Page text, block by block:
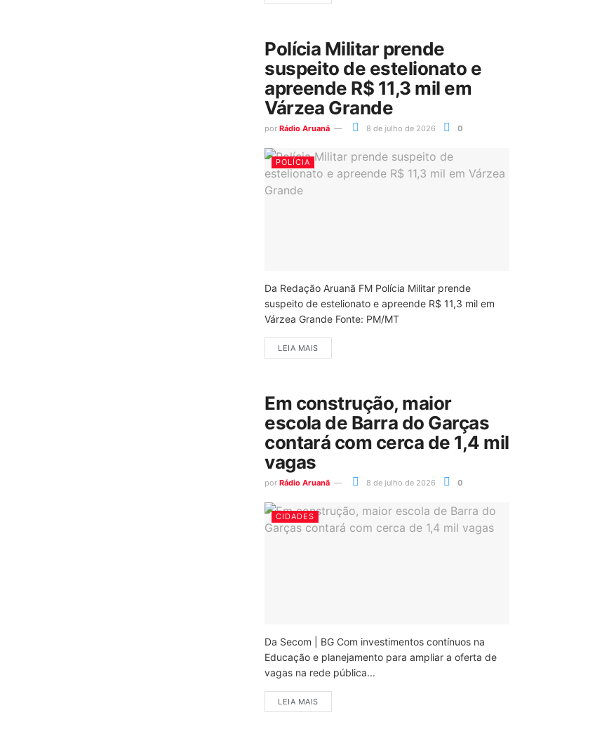
Polícia Militar prende
suspeito de estelionato e
apreende R$ 11,3 mil em
Várzea Grande
por Rádio Aruanã 8 de julho de 2026 0
POLÍCIA
Da Redação Aruanã FM Polícia Militar prende
suspeito de estelionato e apreende R$ 11,3 mil em
Várzea Grande Fonte: PM/MT
LEIA MAIS
Em construção, maior
escola de Barra do Garças
contará com cerca de 1,4 mil
vagas
por Rádio Aruanã 8 de julho de 2026 0
CIDADES
Da Secom | BG Com investimentos contínuos na
Educação e planejamento para ampliar a oferta de
vagas na rede pública...
LEIA MAIS